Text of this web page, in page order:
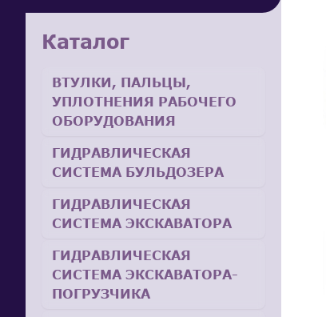
Каталог
ВТУЛКИ, ПАЛЬЦЫ,
УПЛОТНЕНИЯ РАБОЧЕГО
ОБОРУДОВАНИЯ
ГИДРАВЛИЧЕСКАЯ
СИСТЕМА БУЛЬДОЗЕРА
ГИДРАВЛИЧЕСКАЯ
СИСТЕМА ЭКСКАВАТОРА
ГИДРАВЛИЧЕСКАЯ
СИСТЕМА ЭКСКАВАТОРА-
ПОГРУЗЧИКА